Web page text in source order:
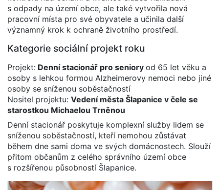
s odpady na území obce, ale také vytvořila nová
pracovní místa pro své obyvatele a učinila další
významný krok k ochraně životního prostředí.
Kategorie sociální projekt roku
Projekt: Denní stacionář pro seniory od 65 let věku a
osoby s lehkou formou Alzheimerovy nemoci nebo jiné
osoby se sníženou soběstačností
Nositel projektu: Vedení města Šlapanice v čele se
starostkou Michaelou Trněnou
Denní stacionář poskytuje komplexní služby lidem se
sníženou soběstačností, kteří nemohou zůstávat
během dne sami doma ve svých domácnostech. Slouží
přitom občanům z celého správního území obce
s rozšířenou působností Šlapanice.